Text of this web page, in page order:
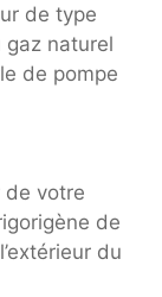
de type
gaz naturel
de pompe
de votre
de
du